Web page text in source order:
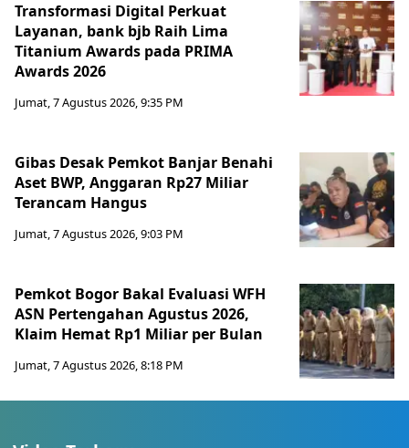
Transformasi Digital Perkuat
Layanan, bank bjb Raih Lima
Titanium Awards pada PRIMA
Awards 2026
Jumat, 7 Agustus 2026, 9:35 PM
Gibas Desak Pemkot Banjar Benahi
Aset BWP, Anggaran Rp27 Miliar
Terancam Hangus
Jumat, 7 Agustus 2026, 9:03 PM
Pemkot Bogor Bakal Evaluasi WFH
ASN Pertengahan Agustus 2026,
Klaim Hemat Rp1 Miliar per Bulan
Jumat, 7 Agustus 2026, 8:18 PM